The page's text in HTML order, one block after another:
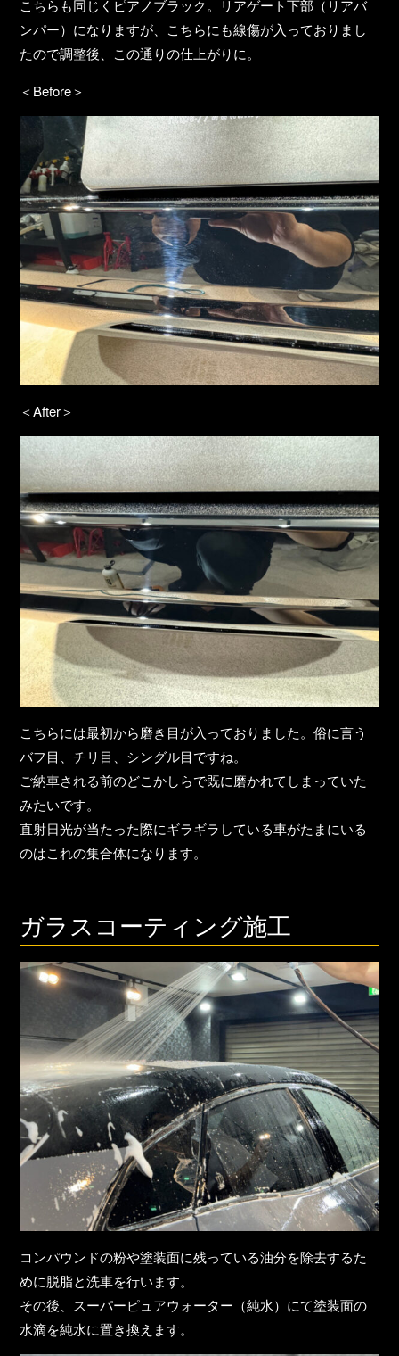
こちらも同じくピアノブラック。リアゲート下部（リアバ
ンパー）になりますが、こちらにも線傷が入っておりまし
たので調整後、この通りの仕上がりに。
＜Before＞
＜After＞
こちらには最初から磨き目が入っておりました。俗に言う
バフ目、チリ目、シングル目ですね。
ご納車される前のどこかしらで既に磨かれてしまっていた
みたいです。
直射日光が当たった際にギラギラしている車がたまにいる
のはこれの集合体になります。
ガラスコーティング施工
コンパウンドの粉や塗装面に残っている油分を除去するた
めに脱脂と洗車を行います。
その後、スーパーピュアウォーター（純水）にて塗装面の
水滴を純水に置き換えます。